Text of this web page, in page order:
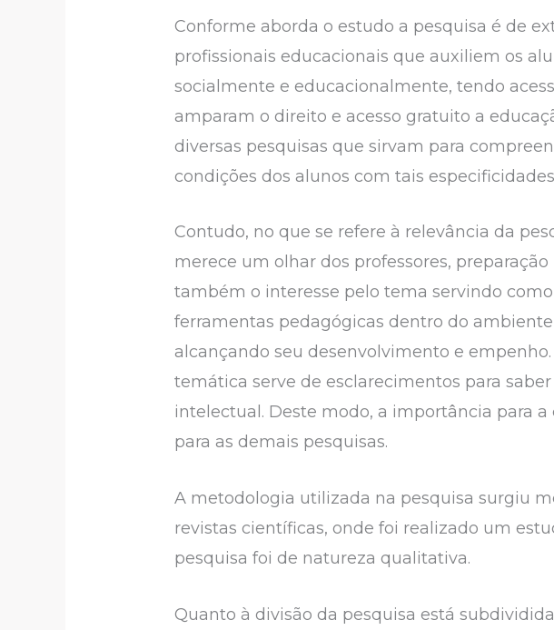
Conforme aborda o estudo a pesquisa é de
profissionais educacionais que auxiliem os
socialmente e educacionalmente, tendo
amparam o direito e acesso gratuito a
diversas pesquisas que sirvam para
condições dos alunos com tais
Contudo, no que se refere à relevância da
merece um olhar dos professores,
também o interesse pelo tema servindo
ferramentas pedagógicas dentro do
alcançando seu desenvolvimento e
temática serve de esclarecimentos para
intelectual. Deste modo, a importância para
para as demais pesquisas.
A metodologia utilizada na pesquisa surgiu
revistas científicas, onde foi realizado um
pesquisa foi de natureza qualitativa.
Quanto à divisão da pesquisa está